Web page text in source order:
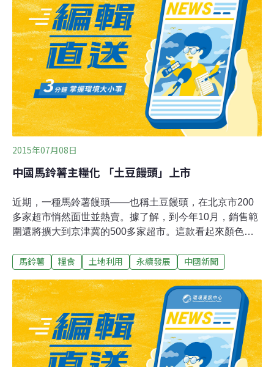
端氣候加上聖嬰現象，打亂全球的耕種季節，至少數以千
萬最窮困的人口面臨糧食安全危機。世界氣象組織
（WMO）補充說明，引發乾旱、暴風雨和水災等極端氣候
的聖嬰現象，通常於每年10月至翌年1月達到高峰，其後
持續到明年第1季，呼籲世界各國
2015年07月08日
中國馬鈴薯主糧化 「土豆饅頭」上市
近期，一種馬鈴薯饅頭——也稱土豆饅頭，在北京市200
多家超市悄然面世並熱賣。據了解，到今年10月，銷售範
圍還將擴大到京津冀的500多家超市。這款看起來顏色略
簡單意味著一個食品新產品的出現，其背後是我國千百年
穀、玉米三大主糧品種之後的第四大主糧品種。一個事關
13億人吃飯問題的新命題正開始演繹。土豆饅頭是今年年
初農業部對外公佈馬鈴薯主糧化發展戰略後面世的首個主
食產品，由中國農業科學院研製農產品加工研究所一個專
業5人團隊歷經近兩年時間、使用800多公斤土豆粉進行試
驗，該項目被視為土豆主糧化戰略的破題之作。
馬鈴薯 糧食 土地利用 永續發展 中國新聞